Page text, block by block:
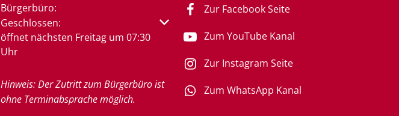
Bürgerbüro:
Klicken, um weitere Öffnungs- oder Schließzeiten auszublenden
Geschlossen:
öffnet nächsten Freitag um 07:30
Uhr
Hinweis: Der Zutritt zum Bürgerbüro ist
ohne Terminabsprache möglich.
Zur Facebook Seite
Zum YouTube Kanal
Zur Instagram Seite
Zum WhatsApp Kanal